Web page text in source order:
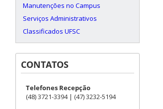
Manutenções no Campus
Serviços Administrativos
Classificados UFSC
CONTATOS
Telefones Recepção
(48) 3721-3394 | (47) 3232-5194